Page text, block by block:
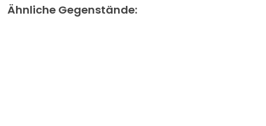
Ähnliche Gegenstände: